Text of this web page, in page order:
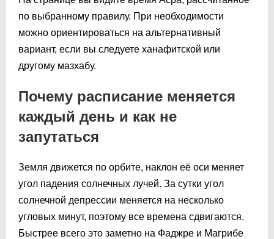
по выбранному правилу. При необходимости
можно ориентироваться на альтернативный
вариант, если вы следуете ханафитской или
другому мазхабу.
Почему расписание меняется
каждый день и как не
запутаться
Земля движется по орбите, наклон её оси меняет
угол падения солнечных лучей. За сутки угол
солнечной депрессии меняется на несколько
угловых минут, поэтому все времена сдвигаются.
Быстрее всего это заметно на Фаджре и Магрибе